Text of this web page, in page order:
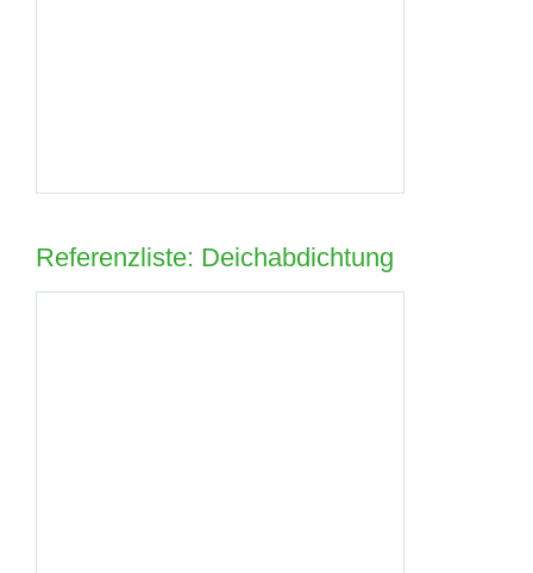
Referenzliste: Deichabdichtung